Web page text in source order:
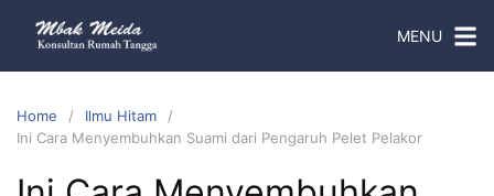
MENU
Home
Ilmu Hitam
Ini Cara Menyembuhkan Suami dari Pengaruh Pelet Pelakor